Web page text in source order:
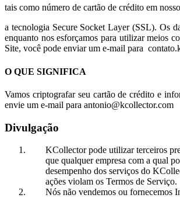
tais como número de cartão de crédito em
a tecnologia Secure Socket Layer (SSL). Os
enquanto nos esforçamos para utilizar meios
Site, você pode enviar um e-mail para
O QUE SIGNIFICA
Vamos criptografar seu cartão de crédito e
envie um e-mail para antonio@kcollector.com
Divulgação
KCollector pode utilizar terceiros
que qualquer empresa com a qual
desempenho dos serviços do
ações violam os Termos de Serviço.
Nós não vendemos ou fornecemos